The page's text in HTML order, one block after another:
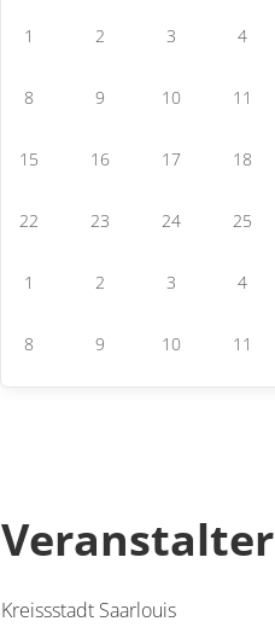
1 2 3 4
8 9 10 11
15 16 17 18
22 23 24 25
1 2 3 4
8 9 10 11
Veranstalter
Kreissstadt Saarlouis